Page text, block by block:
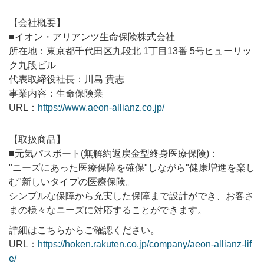
【会社概要】
■イオン・アリアンツ生命保険株式会社
所在地：東京都千代田区九段北 1丁目13番 5号ヒューリッ
ク九段ビル
代表取締役社長：川島 貴志
事業内容：生命保険業
URL： https://www.aeon-allianz.co.jp/
【取扱商品】
■元気パスポート(無解約返戻金型終身医療保険)：
"ニーズにあった医療保障を確保"しながら"健康増進を楽し
む"新しいタイプの医療保険。
シンプルな保障から充実した保障まで設計ができ、お客さ
まの様々なニーズに対応することができます。
詳細はこちらからご確認ください。
URL： https://hoken.rakuten.co.jp/company/aeon-allianz-lif
e/